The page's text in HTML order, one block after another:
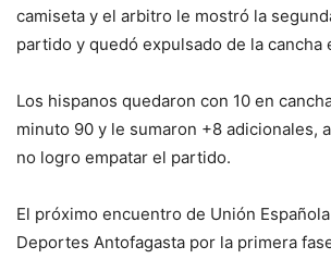
camiseta y el arbitro le mostró la
partido y quedó expulsado de la cancha
Los hispanos quedaron con 10 en
minuto 90 y le sumaron +8 adicionales,
no logro empatar el partido.
El próximo encuentro de Unión
Deportes Antofagasta por la primera